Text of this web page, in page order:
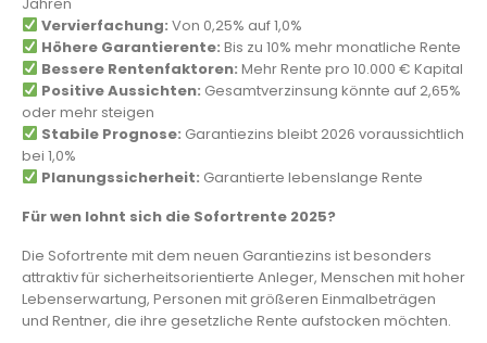
Vervierfachung: Von 0,25% auf 1,0%
Höhere Garantierente: Bis zu 10% mehr monatliche Rente
Bessere Rentenfaktoren: Mehr Rente pro 10.000 € Kapital
Positive Aussichten: Gesamtverzinsung könnte auf 2,65%
oder mehr steigen
Stabile Prognose: Garantiezins bleibt 2026 voraussichtlich
bei 1,0%
Planungssicherheit: Garantierte lebenslange Rente
Für wen lohnt sich die Sofortrente 2025?
Die Sofortrente mit dem neuen Garantiezins ist besonders
attraktiv für sicherheitsorientierte Anleger, Menschen mit hoher
Lebenserwartung, Personen mit größeren Einmalbeträgen
und Rentner, die ihre gesetzliche Rente aufstocken möchten.